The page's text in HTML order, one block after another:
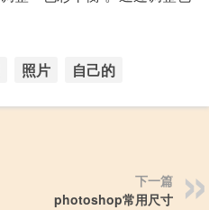
照片 自己的
下一篇
photoshop常用尺寸